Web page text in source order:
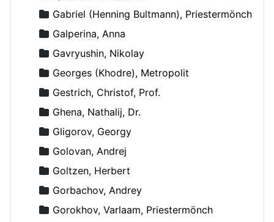
Gabriel (Henning Bultmann), Priestermönch
Galperina, Anna
Gavryushin, Nikolay
Georges (Khodre), Metropolit
Gestrich, Christof, Prof.
Ghena, Nathalij, Dr.
Gligorov, Georgy
Golovan, Andrej
Goltzen, Herbert
Gorbachov, Andrey
Gorokhov, Varlaam, Priestermönch